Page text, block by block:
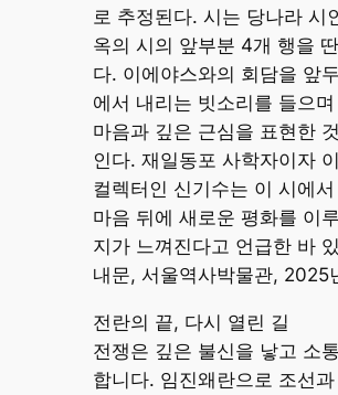
로 추정된다. 시는 당나라 시
옥의 시의 앞부분 4개 행을
다. 이에야스와의 회담을 앞
에서 내리는 빗소리를 들으
마음과 깊은 근심을 표현한
인다. 재일동포 사학자이자
컬렉터인 신기수는 이 시에
마음 뒤에 새로운 평화를 이
지가 느껴진다고 언급한 바
내문, 서울역사박물관, 2025
전란의 끝, 다시 열린 길
전쟁은 깊은 불신을 낳고 소
합니다. 임진왜란으로 조선